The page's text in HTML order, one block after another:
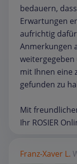
bedauern,
Erwartungen
aufrichtig
Anmerkungen
mit Ihnen eine
gefunden zu
Mit
Ihr ROSIER
Franz-Xaver L.